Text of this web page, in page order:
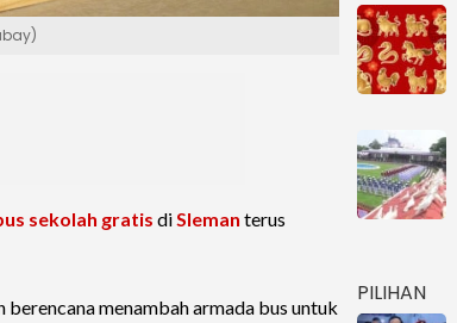
sekolah gratis diSleman terus
menambah armada bus untuk
PILIHAN